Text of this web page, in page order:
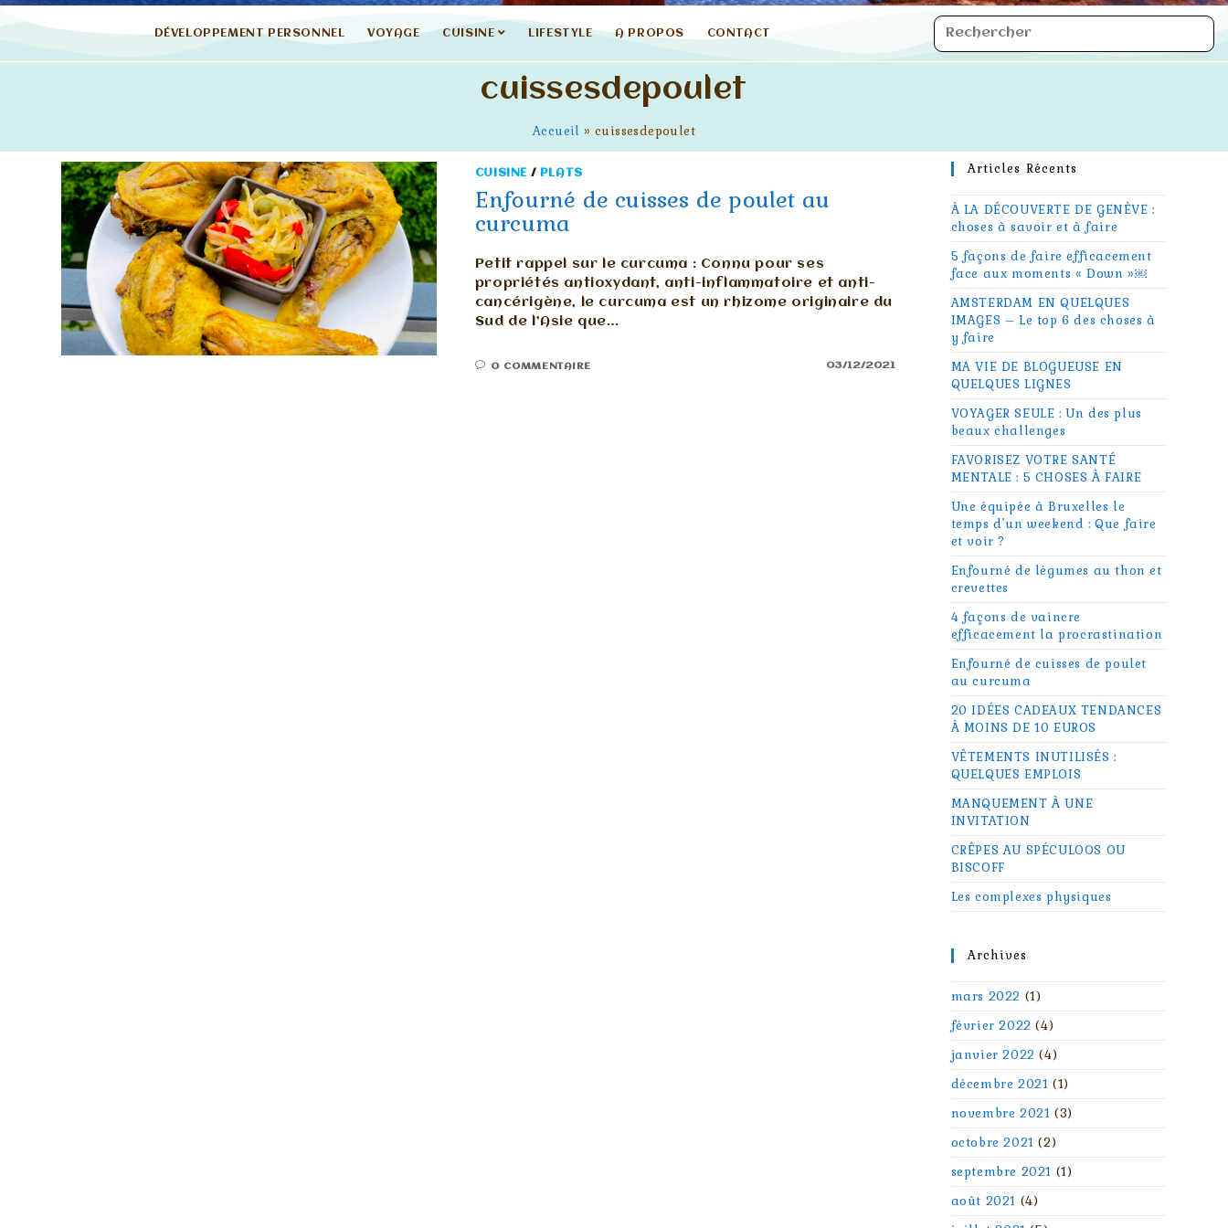
DÉVELOPPEMENT PERSONNEL VOYAGE CUISINE LIFESTYLE A PROPOS CONTACT
cuissesdepoulet
Accueil » cuissesdepoulet
CUISINE / PLATS
Enfourné de cuisses de poulet au
curcuma
Petit rappel sur le curcuma : Connu pour ses
propriétés antioxydant, anti-inflammatoire et anti-
cancérigène, le curcuma est un rhizome originaire du
Sud de l’Asie que…
0 COMMENTAIRE 03/12/2021
Articles Récents
À LA DÉCOUVERTE DE GENÈVE :
choses à savoir et à faire
5 façons de faire efficacement
face aux moments « Down »￼
AMSTERDAM EN QUELQUES
IMAGES – Le top 6 des choses à
y faire
MA VIE DE BLOGUEUSE EN
QUELQUES LIGNES
VOYAGER SEULE : Un des plus
beaux challenges
FAVORISEZ VOTRE SANTÉ
MENTALE : 5 CHOSES À FAIRE
Une équipée à Bruxelles le
temps d’un weekend : Que faire
et voir ?
Enfourné de légumes au thon et
crevettes
4 façons de vaincre
efficacement la procrastination
Enfourné de cuisses de poulet
au curcuma
20 IDÉES CADEAUX TENDANCES
À MOINS DE 10 EUROS
VÊTEMENTS INUTILISÉS :
QUELQUES EMPLOIS
MANQUEMENT À UNE
INVITATION
CRÊPES AU SPÉCULOOS OU
BISCOFF
Les complexes physiques
Archives
mars 2022 (1)
février 2022 (4)
janvier 2022 (4)
décembre 2021 (1)
novembre 2021 (3)
octobre 2021 (2)
septembre 2021 (1)
août 2021 (4)